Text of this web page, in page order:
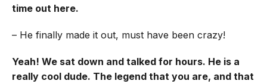
time out here.
– He finally made it out, must have been crazy!
Yeah! We sat down and talked for hours. He is a
really cool dude. The legend that you are, and that